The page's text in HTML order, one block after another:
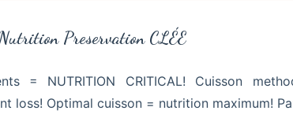
Preservation CLÉE
= NUTRITION CRITICAL! Cuisson
loss! Optimal cuisson = nutrition maximum!